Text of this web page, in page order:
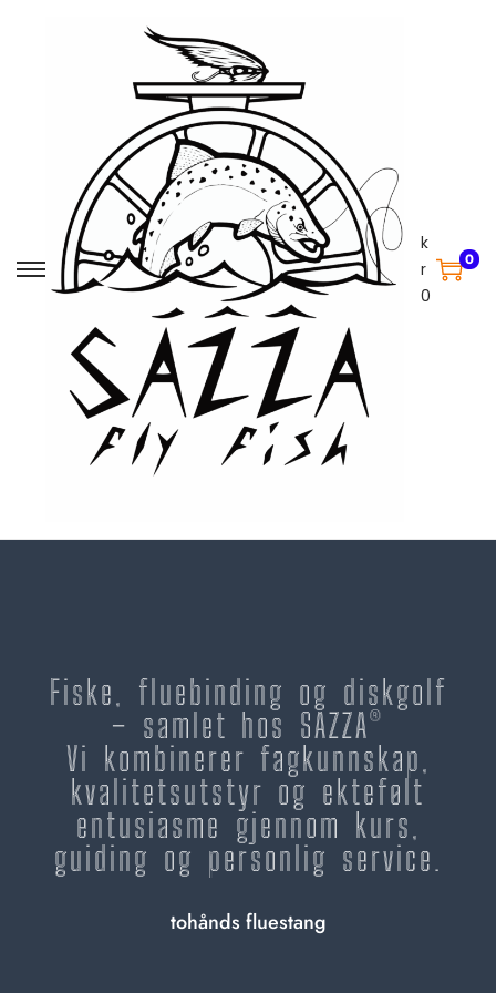
k
r
0
0
Fiske, fluebinding og diskgolf
– samlet hos SAZZA®
Vi kombinerer fagkunnskap,
kvalitetsutstyr og ektefølt
entusiasme gjennom kurs,
guiding og personlig service.
tohånds fluestang